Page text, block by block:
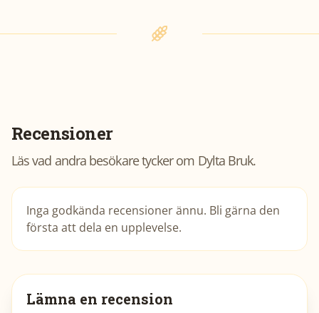
Recensioner
Läs vad andra besökare tycker om Dylta Bruk.
Inga godkända recensioner ännu. Bli gärna den
första att dela en upplevelse.
Lämna en recension